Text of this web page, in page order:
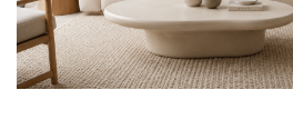
Watercolor